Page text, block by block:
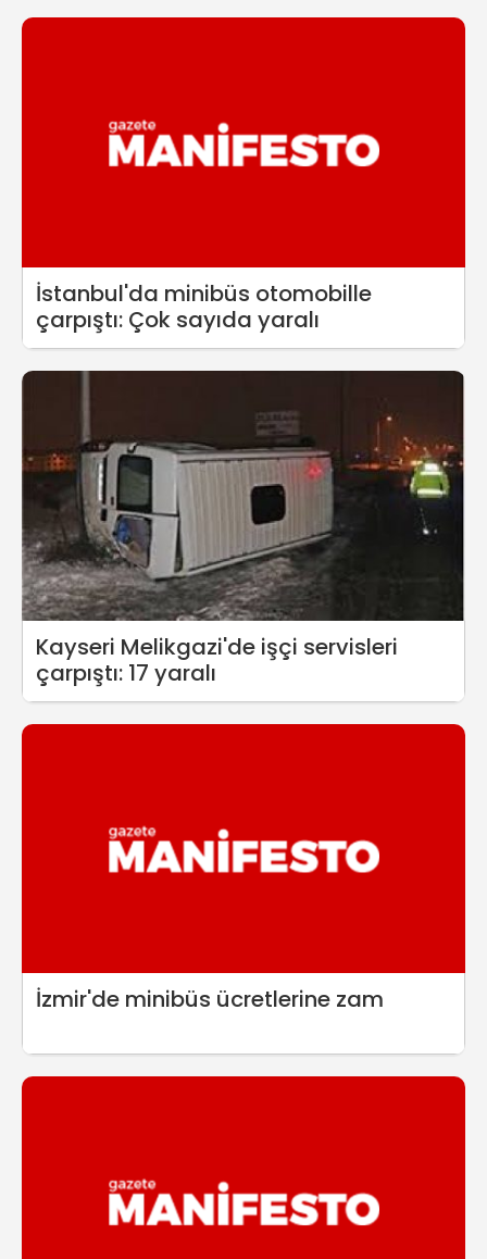
İstanbul'da minibüs otomobille
çarpıştı: Çok sayıda yaralı
Kayseri Melikgazi'de işçi servisleri
çarpıştı: 17 yaralı
İzmir'de minibüs ücretlerine zam